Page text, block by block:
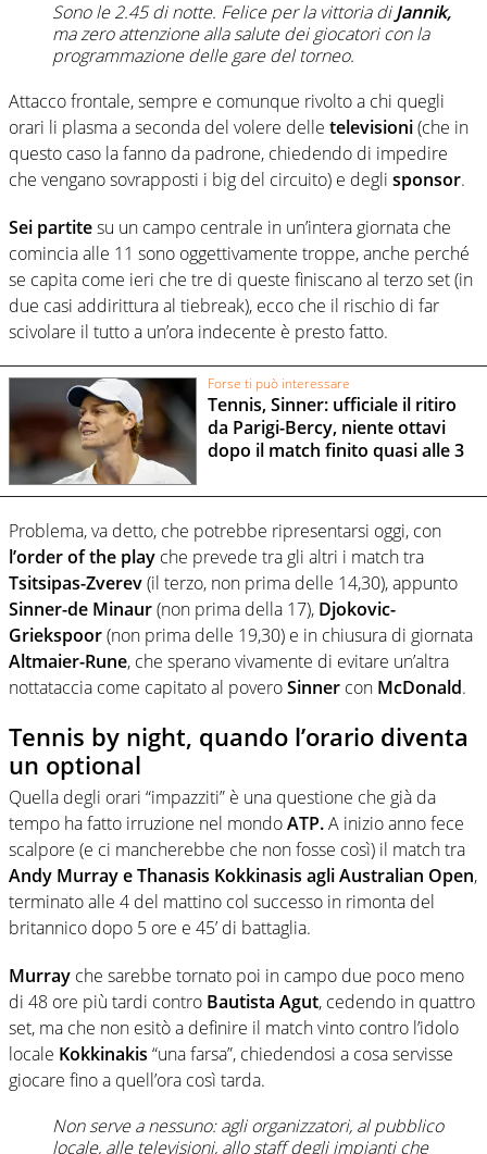
Sono le 2.45 di notte. Felice per la vittoria diJannik,
ma zero attenzione alla salute dei giocatori con la
programmazione delle gare del torneo.
Attacco frontale, sempre e comunque rivolto a chi quegli
orari li plasma a seconda del volere delle televisioni(che in
questo caso la fanno da padrone, chiedendo di impedire
che vengano sovrapposti i big del circuito) e degli sponsor.
Sei partitesu un campo centrale in un’intera giornata che
comincia alle 11 sono oggettivamente troppe, anche perché
se capita come ieri che tre di queste finiscano al terzo set (in
due casi addirittura al tiebreak), ecco che il rischio di far
scivolare il tutto a un’ora indecente è presto fatto.
Forse ti può interessare
Tennis, Sinner: ufficiale il ritiro
da Parigi-Bercy, niente ottavi
dopo il match finito quasi alle 3
Problema, va detto, che potrebbe ripresentarsi oggi, con
l’order of the play che prevede tra gli altri i match tra
Tsitsipas-Zverev(il terzo, non prima delle 14,30), appunto
Sinner-de Minaur(non prima della 17), Djokovic-
Griekspoor(non prima delle 19,30) e in chiusura di giornata
Altmaier-Rune, che sperano vivamente di evitare un’altra
nottataccia come capitato al poveroSinner con McDonald.
Tennis by night, quando l’orario diventa
un optional
Quella degli orari “impazziti” è una questione che già da
tempo ha fatto irruzione nel mondoATP.A inizio anno fece
scalpore (e ci mancherebbe che non fosse così) il match tra
Andy Murray e Thanasis Kokkinasis agli Australian Open,
terminato alle 4 del mattino col successo in rimonta del
britannico dopo 5 ore e 45’ di battaglia.
Murray che sarebbe tornato poi in campo due poco meno
di 48 ore più tardi contro Bautista Agut, cedendo in quattro
set, ma che non esitò a definire il match vinto contro l’idolo
locale Kokkinakis “una farsa”, chiedendosi a cosa servisse
giocare fino a quell’ora così tarda.
Non serve a nessuno: agli organizzatori, al pubblico
locale, alle televisioni, allo staff degli impianti che